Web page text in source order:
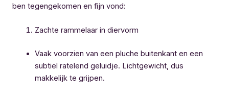
ben tegengekomen en fijn vond:
Zachte rammelaar in diervorm
Vaak voorzien van een pluche buitenkant en een
subtiel ratelend geluidje. Lichtgewicht, dus
makkelijk te grijpen.